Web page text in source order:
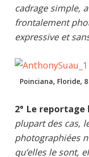
cadrage simple,
frontalement
expressive et
Poinciana, Floride,
2° Le reportage
plupart des cas,
photographiées
qu’elles le sont,